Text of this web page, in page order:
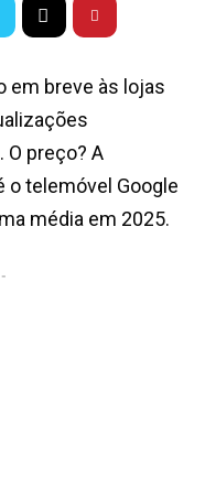
em breve às lojas
O preço? A
o telemóvel Google
média em 2025.